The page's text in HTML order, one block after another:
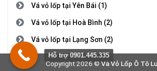
Vá vỏ lốp tại Yên Bái (1)
Vá vỏ lốp tại Hoà Bình (2)
Vá vỏ lốp tại Lạng Sơn (2)
Vá vỏ lốp tại Quảng Ninh (4)
Copyright 2026 © Vá Vỏ Lốp Ô Tô
Hỗ trợ 0901.445.335